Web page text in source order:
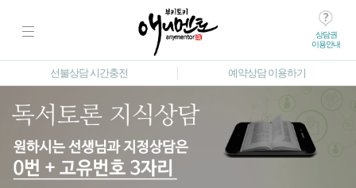
상담권
이용안내
선불상담 시간충전 예약상담 이용하기